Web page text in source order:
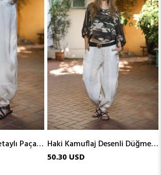
Taş Rengi Saten Detaylı Paçası Lastikli Keten Pantolon
Haki Kamuflaj Desenli Düğme Detaylı Yarasa Kol Bluz
50.30 USD
ÜRÜN